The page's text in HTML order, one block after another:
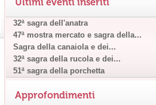
32ª sagra dell'anatra
47ª mostra mercato e sagra della...
Sagra della canaiola e dei...
32ª sagra della rucola e dei...
51ª sagra della porchetta
Approfondimenti